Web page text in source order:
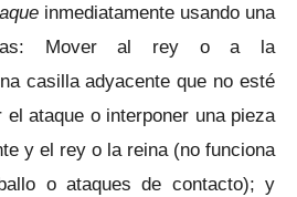
inmediatamente usando una
Mover al rey o a la
casilla adyacente que no esté
el ataque o interponer una pieza
y el rey o la reina (no funciona
o ataques de contacto); y